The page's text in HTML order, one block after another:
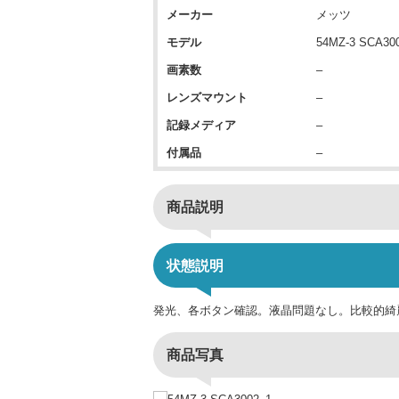
メーカー メッツ
モデル 54MZ-3
画素数 –
レンズマウント –
記録メディア –
付属品 –
商品説明
状態説明
発光、各ボタン確認。液晶問題なし。比較的綺
商品写真